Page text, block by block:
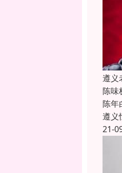
遵义
陈味
陈年
遵义
21-